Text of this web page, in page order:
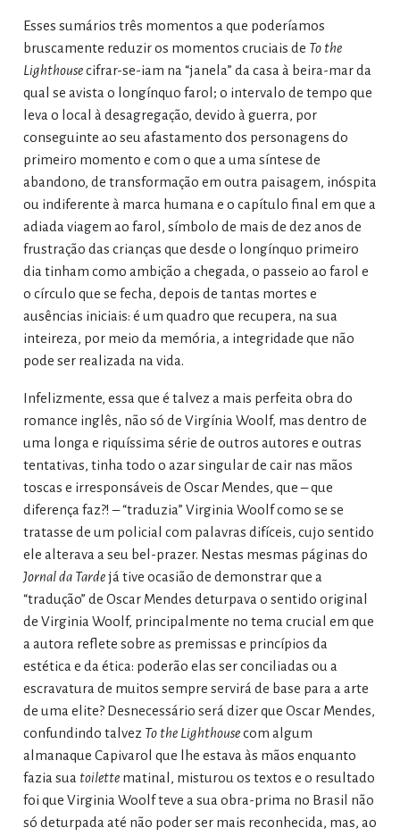
Esses sumários três momentos a que poderíamos
bruscamente reduzir os momentos cruciais de To the
Lighthousecifrar-se-iam na “janela” da casa à beira-mar da
qual se avista o longínquo farol; o intervalo de tempo que
leva o local à desagregação, devido à guerra, por
conseguinte ao seu afastamento dos personagens do
primeiro momento e com o que a uma síntese de
abandono, de transformação em outra paisagem, inóspita
ou indiferente à marca humana e o capítulo final em que a
adiada viagem ao farol, símbolo de mais de dez anos de
frustração das crianças que desde o longínquo primeiro
dia tinham como ambição a chegada, o passeio ao farol e
o círculo que se fecha, depois de tantas mortes e
ausências iniciais: é um quadro que recupera, na sua
inteireza, por meio da memória, a integridade que não
pode ser realizada na vida.
Infelizmente, essa que é talvez a mais perfeita obra do
romance inglês, não só de Virgínia Woolf, mas dentro de
uma longa e riquíssima série de outros autores e outras
tentativas, tinha todo o azar singular de cair nas mãos
toscas e irresponsáveis de Oscar Mendes, que – que
diferença faz?! – “traduzia” Virginia Woolf como se se
tratasse de um policial com palavras difíceis, cujo sentido
ele alterava a seu bel-prazer. Nestas mesmas páginas do
Jornal da Tardejá tive ocasião de demonstrar que a
“tradução” de Oscar Mendes deturpava o sentido original
de Virginia Woolf, principalmente no tema crucial em que
a autora reflete sobre as premissas e princípios da
estética e da ética: poderão elas ser conciliadas ou a
escravatura de muitos sempre servirá de base para a arte
de uma elite? Desnecessário será dizer que Oscar Mendes,
confundindo talvez To the Lighthousecom algum
almanaque Capivarol que lhe estava às mãos enquanto
fazia sua toilettematinal, misturou os textos e o resultado
foi que Virginia Woolf teve a sua obra-prima no Brasil não
só deturpada até não poder ser mais reconhecida, mas, ao